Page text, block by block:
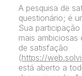
A pesquisa de
questionário; é
Sua
mais ambiciosas
de satisfação
(https://
está aberto a